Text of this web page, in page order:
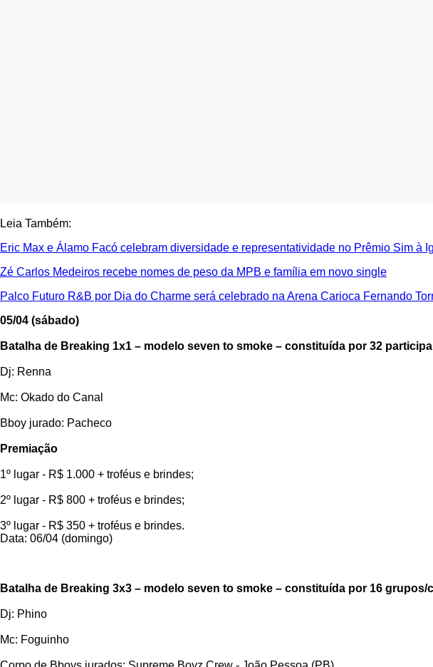
Leia Também:
Eric Max e Álamo Facó celebram diversidade e representatividade no Prêmio Sim à
Zé Carlos Medeiros recebe nomes de peso da MPB e família em novo single
Palco Futuro R&B por Dia do Charme será celebrado na Arena Carioca Fernando
05/04 (sábado)
Batalha de Breaking 1x1 – modelo seven to smoke – constituída por 32
Dj: Renna
Mc: Okado do Canal
Bboy jurado: Pacheco
Premiação
1º lugar - R$ 1.000 + troféus e brindes;
2º lugar - R$ 800 + troféus e brindes;
3º lugar - R$ 350 + troféus e brindes.
Data: 06/04 (domingo)
Batalha de Breaking 3x3 – modelo seven to smoke – constituída por 16 grupos/
Dj: Phino
Mc: Foguinho